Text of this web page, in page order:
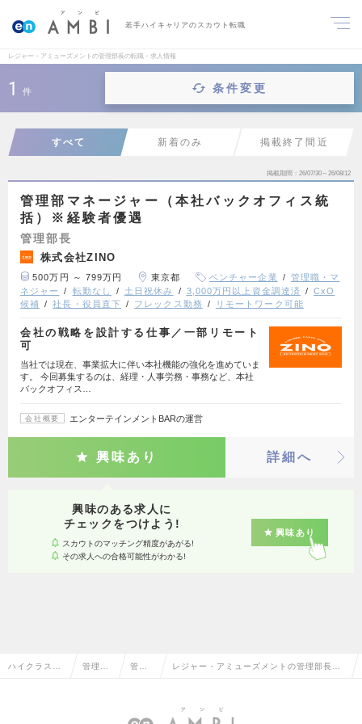
若手ハイキャリアのスカウト転職
レジャー・アミューズメントの管理部長の転職・求人情報
1 件 条件変更
すべて 新着のみ 掲載終了間近
掲載期間 26/07/30～26/08/12
管理部マネージャー（本社バックオフィス統
括）※経験者優遇
管理部長
株式会社ZINO
500万円 ～ 799万円 東京都 ベンチャー企業
管理職・マ
ネジャー
転勤なし 土日祝休み 3,000万円以上資金調達済
CxO
候補
社長・役員直下 フレックス勤務 リモートワーク可能
会社の戦略を設計する仕事／一部リモート
可
当社では現在、事業拡大に伴い本社機能の強化を進めていま
す。 今回募集するのは、経理・人事労務・事務など、本社
バックオフィス…
会社概要 エンターテインメントBARの運営
興味あり 詳細へ
興味のある求人に
チェックをつけよう!
スカウトのマッチング精度があがる!
その求人への合格可能性がわかる!
興味あり
ハイクラス求 管理部 管理 レジャー・アミューズメントの管理部長の